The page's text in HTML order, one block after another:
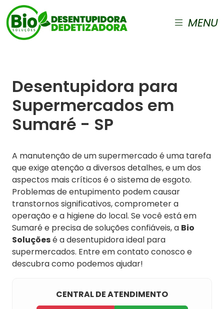
MENU
Desentupidora para
Supermercados em
Sumaré - SP
A manutenção de um supermercado é uma tarefa
que exige atenção a diversos detalhes, e um dos
aspectos mais críticos é o sistema de esgoto.
Problemas de entupimento podem causar
transtornos significativos, comprometer a
operação e a higiene do local. Se você está em
Sumaré e precisa de soluções confiáveis, a Bio
Soluçõesé a desentupidora ideal para
supermercados. Entre em contato conosco e
descubra como podemos ajudar!
CENTRAL DE ATENDIMENTO